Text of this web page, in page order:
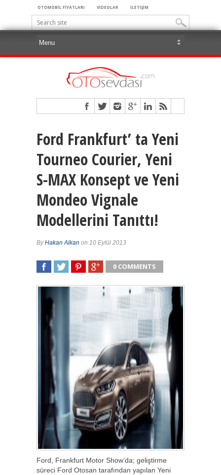
OTOMOBİL FİYATLARI VİDEOLAR İLETİŞİM
Ford Frankfurt’ ta Yeni
Tourneo Courier, Yeni
S-MAX Konsept ve Yeni
Mondeo Vignale
Modellerini Tanıttı!
ByHakan Alkan on 10 Eylül 2013
0 COMMENTS
Ford, Frankfurt Motor Show’da; geliştirme
süreci Ford Otosan tarafından yapılan Yeni